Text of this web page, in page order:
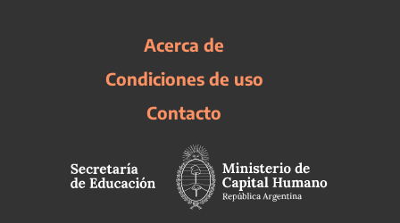
Acerca de
Condiciones de uso
Contacto